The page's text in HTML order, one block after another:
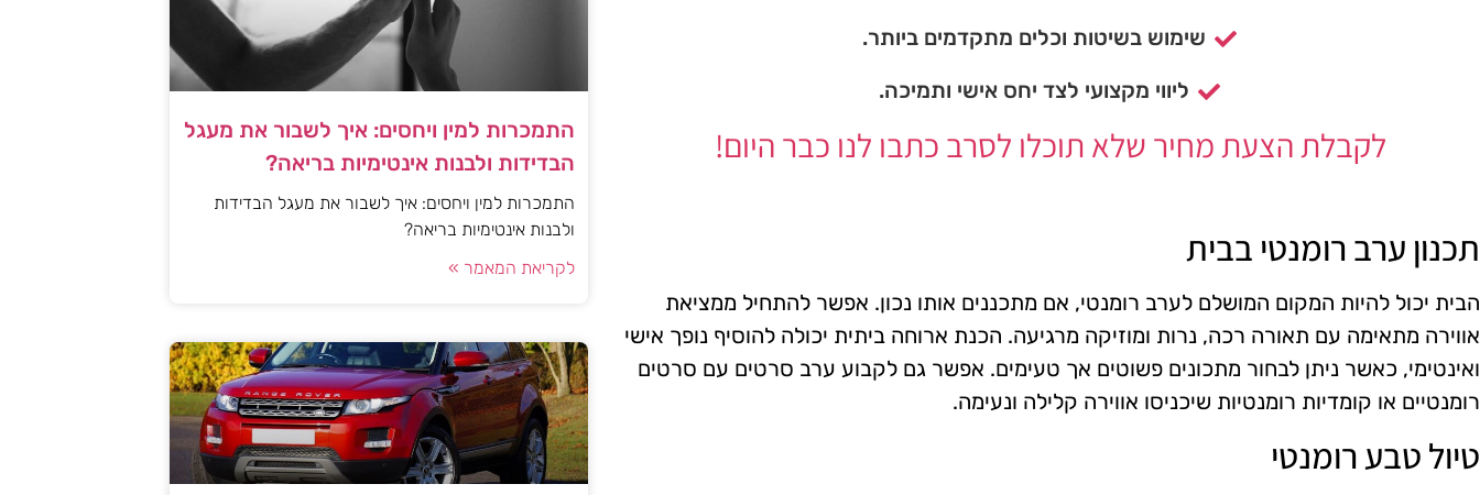
שימוש בשיטות וכלים מתקדמים ביותר.
ליווי מקצועי לצד יחס אישי ותמיכה.
לקבלת הצעת מחיר שלא תוכלו לסרב כתבו לנו כבר היום!
תכנון ערב רומנטי בבית
הבית יכול להיות המקום המושלם לערב רומנטי, אם מתכננים אותו נכון. אפשר להתחיל ממציאת
אווירה מתאימה עם תאורה רכה, נרות ומוזיקה מרגיעה. הכנת ארוחה ביתית יכולה להוסיף נופך אישי
ואינטימי, כאשר ניתן לבחור מתכונים פשוטים אך טעימים. אפשר גם לקבוע ערב סרטים עם סרטים
רומנטיים או קומדיות רומנטיות שיכניסו אווירה קלילה ונעימה.
טיול טבע רומנטי
התמכרות למין ויחסים: איך לשבור את מעגל
הבדידות ולבנות אינטימיות בריאה?
התמכרות למין ויחסים: איך לשבור את מעגל הבדידות
ולבנות אינטימיות בריאה?
לקריאת המאמר »